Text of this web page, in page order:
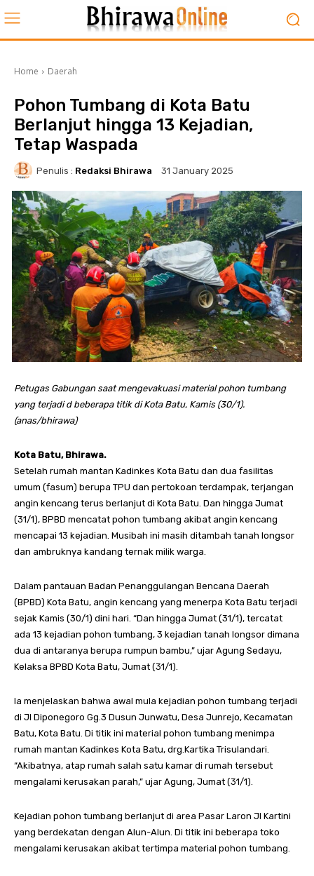
Home Daerah
Pohon Tumbang di Kota Batu
Berlanjut hingga 13 Kejadian,
Tetap Waspada
Penulis : Redaksi Bhirawa 31 January 2025
Petugas Gabungan saat mengevakuasi material pohon tumbang
yang terjadi d beberapa titik di Kota Batu, Kamis (30/1).
(anas/bhirawa)
Kota Batu, Bhirawa.
Setelah rumah mantan Kadinkes Kota Batu dan dua fasilitas
umum (fasum) berupa TPU dan pertokoan terdampak, terjangan
angin kencang terus berlanjut di Kota Batu. Dan hingga Jumat
(31/1), BPBD mencatat pohon tumbang akibat angin kencang
mencapai 13 kejadian. Musibah ini masih ditambah tanah longsor
dan ambruknya kandang ternak milik warga.
Dalam pantauan Badan Penanggulangan Bencana Daerah
(BPBD) Kota Batu, angin kencang yang menerpa Kota Batu terjadi
sejak Kamis (30/1) dini hari. “Dan hingga Jumat (31/1), tercatat
ada 13 kejadian pohon tumbang, 3 kejadian tanah longsor dimana
dua di antaranya berupa rumpun bambu,” ujar Agung Sedayu,
Kelaksa BPBD Kota Batu, Jumat (31/1).
Ia menjelaskan bahwa awal mula kejadian pohon tumbang terjadi
di Jl Diponegoro Gg.3 Dusun Junwatu, Desa Junrejo, Kecamatan
Batu, Kota Batu. Di titik ini material pohon tumbang menimpa
rumah mantan Kadinkes Kota Batu, drg.Kartika Trisulandari.
“Akibatnya, atap rumah salah satu kamar di rumah tersebut
mengalami kerusakan parah,” ujar Agung, Jumat (31/1).
Kejadian pohon tumbang berlanjut di area Pasar Laron Jl Kartini
yang berdekatan dengan Alun-Alun. Di titik ini beberapa toko
mengalami kerusakan akibat tertimpa material pohon tumbang.